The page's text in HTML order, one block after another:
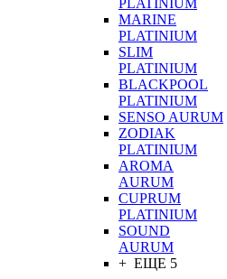
PLATINIUM
MARINE
PLATINIUM
SLIM
PLATINIUM
BLACKPOOL
PLATINIUM
SENSO AURUM
ZODIAK
PLATINIUM
AROMA
AURUM
CUPRUM
PLATINIUM
SOUND
AURUM
+ ЕЩЕ 5